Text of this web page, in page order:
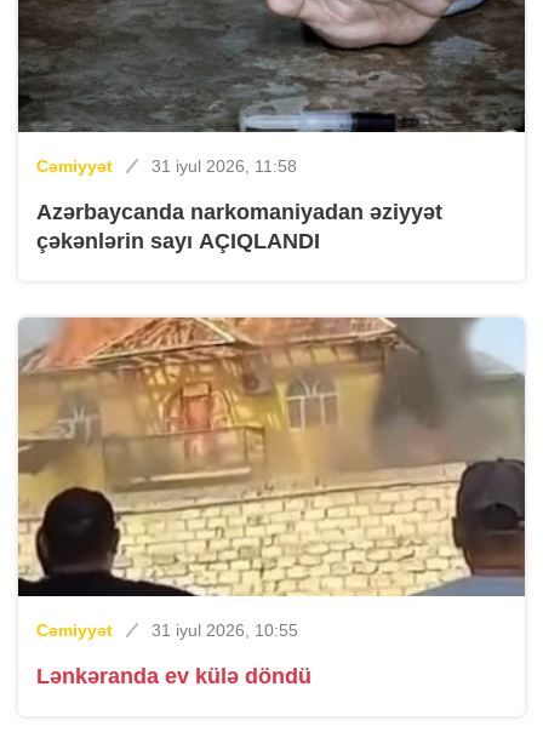
Cəmiyyət 31 iyul 2026, 11:58
Azərbaycanda narkomaniyadan əziyyət
çəkənlərin sayı AÇIQLANDI
Cəmiyyət 31 iyul 2026, 10:55
Lənkəranda ev külə döndü